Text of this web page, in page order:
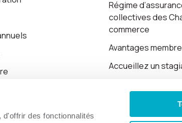
des fonctionnalités
Régime
collectives des
commerce
Avantages membre
Accueillez un
Politique de